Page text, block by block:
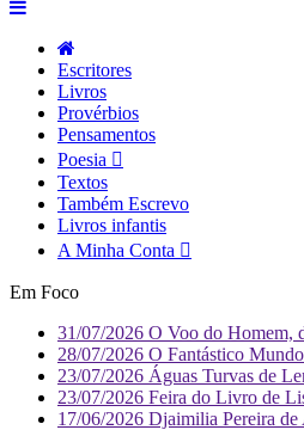
Escritores
Livros
Provérbios
Pensamentos
Poesia
Textos
Também Escrevo
Livros infantis
A Minha Conta
Em Foco
31/07/2026 O Voo do Homem,
28/07/2026 O Fantástico
23/07/2026 Águas Turvas de
23/07/2026 Feira do Livro de
17/06/2026 Djaimilia Pereira